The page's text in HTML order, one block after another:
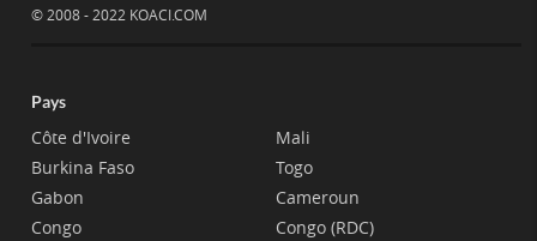
© 2008 - 2022 KOACI.COM
Pays
Côte d'Ivoire
Burkina Faso
Gabon
Congo
Mali
Togo
Cameroun
Congo (RDC)